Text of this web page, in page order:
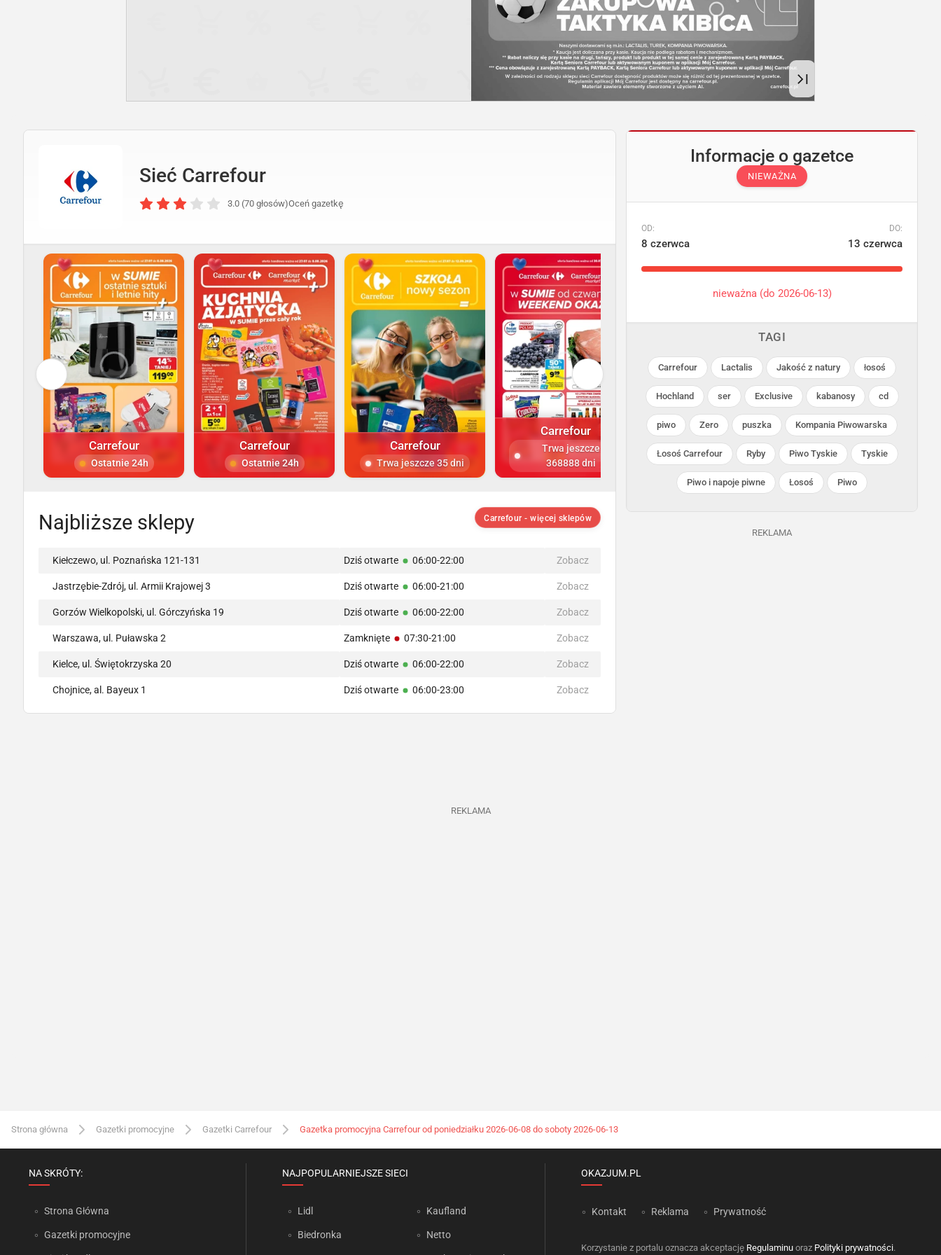
Sieć Carrefour
3.0 (70 głosów)Oceń gazetkę
Carrefour
Ostatnie 24h
Carrefour
Ostatnie 24h
Carrefour
Trwa jeszcze 35 dni
Carrefour
Trwa jeszcze
368888 dni
Carrefour
Trwa jeszcze 14 dni
Carrefour
Ostatnie 24h
Najbliższe sklepy Carrefour - więcej sklepów
Kiełczewo, ul. Poznańska 121-131 Dziś otwarte 06:00-22:00 Zobacz
Jastrzębie-Zdrój, ul. Armii Krajowej 3 Dziś otwarte 06:00-21:00 Zobacz
Gorzów Wielkopolski, ul. Górczyńska 19 Dziś otwarte 06:00-22:00 Zobacz
Warszawa, ul. Puławska 2 Zamknięte 07:30-21:00 Zobacz
Kielce, ul. Świętokrzyska 20 Dziś otwarte 06:00-22:00 Zobacz
Chojnice, al. Bayeux 1 Dziś otwarte 06:00-23:00 Zobacz
Informacje o gazetce
NIEWAŻNA
OD:
8 czerwca
DO:
13 czerwca
nieważna (do 2026-06-13)
TAGI
Carrefour Lactalis Jakość z natury łosoś
Hochland ser Exclusive kabanosy cd
piwo Zero puszka Kompania Piwowarska
Łosoś Carrefour Ryby Piwo Tyskie Tyskie
Piwo i napoje piwne Łosoś Piwo
REKLAMA
REKLAMA
Strona główna Gazetki promocyjne Gazetki Carrefour Gazetka promocyjna Carrefour od poniedziałku 2026-06-08 do soboty 2026-06-13
NA SKRÓTY:
Strona Główna
Gazetki promocyjne
NAJPOPULARNIEJSZE SIECI
Lidl
Biedronka
Kaufland
Netto
OKAZJUM.PL
Kontakt Reklama Prywatność
Korzystanie z portalu oznacza akceptację Regulaminu oraz Polityki prywatności.